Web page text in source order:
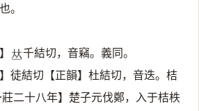
。
𠀤千結切，音竊。義同。
徒結切【正韻】杜結切，音迭。桔
二十八年】楚子元伐鄭，入于桔柣